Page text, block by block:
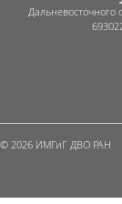
© 2026 ИМГиГ ДВО РАН